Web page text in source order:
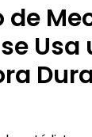
de
Usa